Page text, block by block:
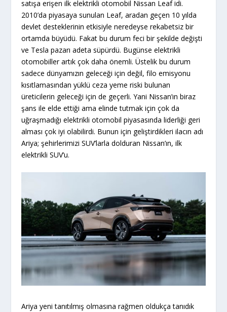
satışa erişen ilk elektrikli otomobil Nissan Leaf idi.
2010’da piyasaya sunulan Leaf, aradan geçen 10 yılda
devlet desteklerinin etkisiyle neredeyse rekabetsiz bir
ortamda büyüdü. Fakat bu durum feci bir şekilde değişti
ve Tesla pazarı adeta süpürdü. Bugünse elektrikli
otomobiller artık çok daha önemli. Üstelik bu durum
sadece dünyamızın geleceği için değil, filo emisyonu
kısıtlamasından yüklü ceza yeme riski bulunan
üreticilerin geleceği için de geçerli. Yani Nissan’ın biraz
şans ile elde ettiği ama elinde tutmak için çok da
uğraşmadığı elektrikli otomobil piyasasında liderliği geri
alması çok iyi olabilirdi. Bunun için geliştirdikleri ilacın adı
Ariya; şehirlerimizi SUV’larla dolduran Nissan’ın, ilk
elektrikli SUV’u.
Ariya yeni tanıtılmış olmasına rağmen oldukça tanıdık